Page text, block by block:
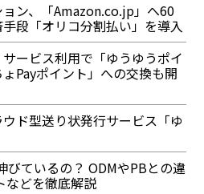
ン、「Amazon.co.jp」へ60
段「オリコ分割払い」を導入
ービス利用で「ゆうゆうポイ
Payポイント」への交換も開
ド型送り状発行サービス「ゆ
びているの？ ODMやPBとの違
などを徹底解説